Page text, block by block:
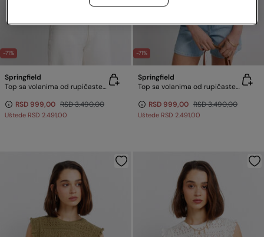
-71%
Springfield
Top sa volanima od rupičaste tkanine
RSD 999,00 RSD 3.490,00
Uštede RSD 2.491,00
-71%
Springfield
Top sa volanima od rupičaste tkanine
RSD 999,00 RSD 3.490,00
Uštede RSD 2.491,00